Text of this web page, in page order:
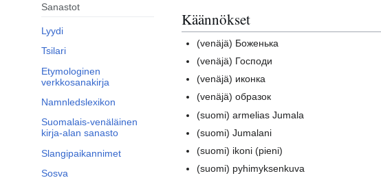
Sanastot
Lyydi
Tsilari
Etymologinen
verkkosanakirja
Namnledslexikon
Suomalais-venäläinen
kirja-alan sanasto
Slangipaikannimet
Sosva
Käännökset
(venäjä) Боженька
(venäjä) Господи
(venäjä) иконка
(venäjä)образок
(suomi)armelias Jumala
(suomi)Jumalani
(suomi) ikoni (pieni)
(suomi) pyhimyksenkuva